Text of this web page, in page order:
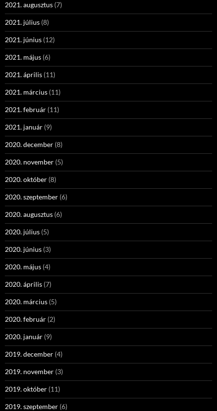
2021. augusztus (7)
2021. július (8)
2021. június (12)
2021. május (6)
2021. április (11)
2021. március (11)
2021. február (11)
2021. január (9)
2020. december (8)
2020. november (5)
2020. október (8)
2020. szeptember (6)
2020. augusztus (6)
2020. július (5)
2020. június (3)
2020. május (4)
2020. április (7)
2020. március (5)
2020. február (2)
2020. január (9)
2019. december (4)
2019. november (3)
2019. október (11)
2019. szeptember (6)